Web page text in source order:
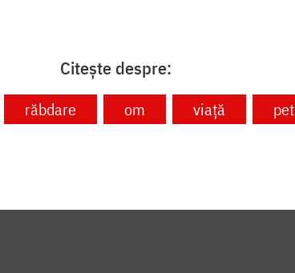
Citește despre:
răbdare om viață